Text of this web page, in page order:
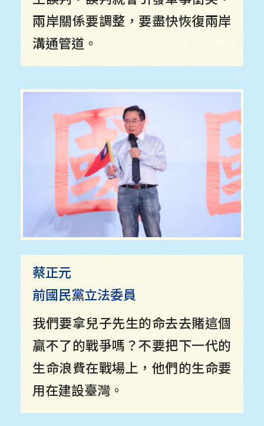
兩岸關係要調整，要盡快恢復兩岸
溝通管道。
蔡正元
前國民黨立法委員
我們要拿兒子先生的命去去賭這個
贏不了的戰爭嗎？不要把下一代的
生命浪費在戰場上，他們的生命要
用在建設臺灣。